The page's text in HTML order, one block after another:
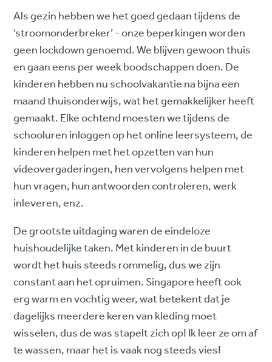
Als gezin hebben we het goed gedaan tijdens de
‘stroomonderbreker’ - onze beperkingen worden
geen lockdown genoemd. We blijven gewoon thuis
en gaan eens per week boodschappen doen. De
kinderen hebben nu schoolvakantie na bijna een
maand thuisonderwijs, wat het gemakkelijker heeft
gemaakt. Elke ochtend moesten we tijdens de
schooluren inloggen op het online leersysteem, de
kinderen helpen met het opzetten van hun
videovergaderingen, hen vervolgens helpen met
hun vragen, hun antwoorden controleren, werk
inleveren, enz.
De grootste uitdaging waren de eindeloze
huishoudelijke taken. Met kinderen in de buurt
wordt het huis steeds rommelig, dus we zijn
constant aan het opruimen. Singapore heeft ook
erg warm en vochtig weer, wat betekent dat je
dagelijks meerdere keren van kleding moet
wisselen, dus de was stapelt zich op! Ik leer ze om af
te wassen, maar het is vaak nog steeds vies!